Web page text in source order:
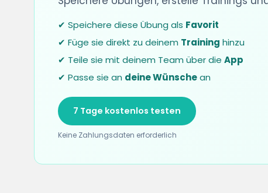
✔ Speichere diese Übung als Favorit
✔ Füge sie direkt zu deinem Training hinzu
✔ Teile sie mit deinem Team über die App
✔ Passe sie an deine Wünschean
7 Tage kostenlos testen
Keine Zahlungsdaten erforderlich